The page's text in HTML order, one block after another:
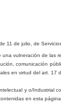
11 de julio, de
una vulneración de las
ución, comunicación púb
en virtud del art. 17
y o/Industrial
en esta